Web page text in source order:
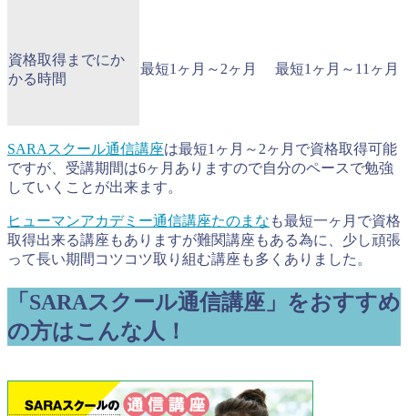
資格取得までにか
かる時間
最短1ヶ月～2ヶ月 最短1ヶ月～11ヶ月
SARAスクール通信講座は最短1ヶ月～2ヶ月で資格取得可能
ですが、受講期間は6ヶ月ありますので自分のペースで勉強
していくことが出来ます。
ヒューマンアカデミー通信講座たのまな も最短一ヶ月で資格
取得出来る講座もありますが難関講座もある為に、少し頑張
って長い期間コツコツ取り組む講座も多くありました。
「SARAスクール通信講座」をおすすめ
の方はこんな人！